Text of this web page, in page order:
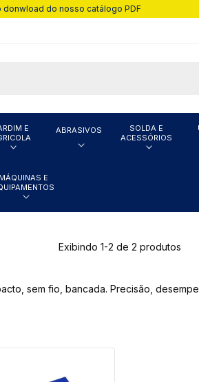
donwload do nosso catálogo PDF
E
ABRASIVOS
SOLDA E
ACESSÓRIOS
MÁQUINAS E
Exibindo 1-2 de 2 produtos
sem fio, bancada. Precisão,